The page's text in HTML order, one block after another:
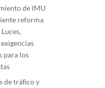
de IMU
reforma
para los
de tráfico y